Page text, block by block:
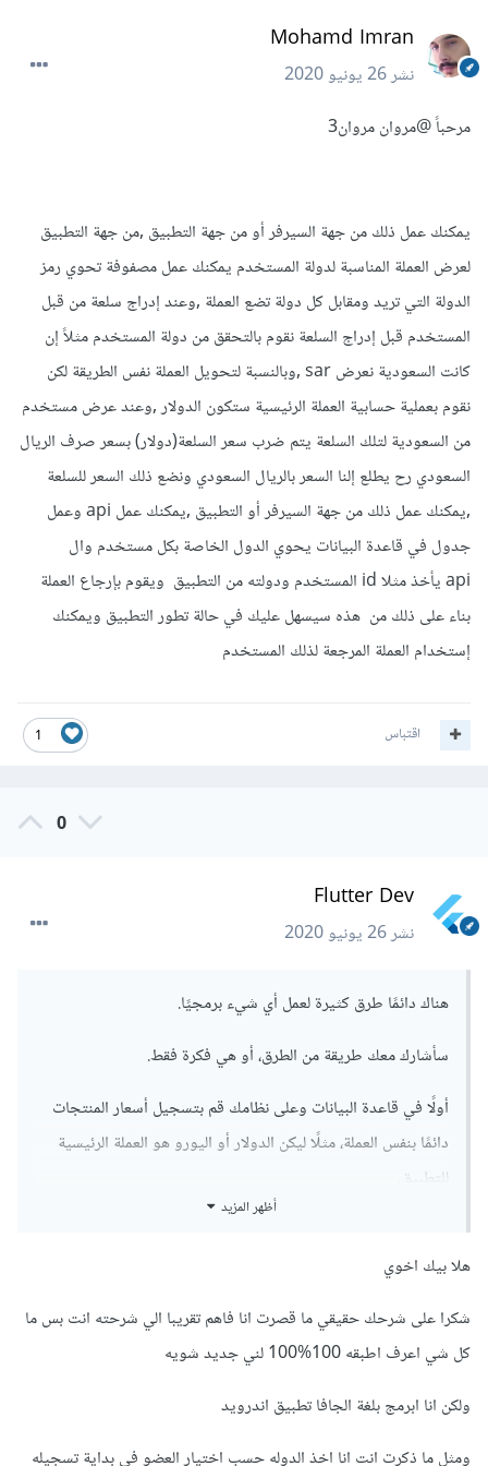
Mohamd Imran
نشر26 يونيو 2020
مرحباً@مروان مروان3
يمكنك عمل ذلك من جهة السيرفر أو من جهة التطبيق ,من جهة التطبيق
لعرض العملة المناسبة لدولة المستخدم يمكنك عمل مصفوفة تحوي رمز
الدولة التي تريد ومقابل كل دولة تضع العملة ,وعند إدراج سلعة من قبل
المستخدم قبل إدراج السلعة نقوم بالتحقق من دولة المستخدم مثلاً إن
كانت السعودية نعرض sar ,وبالنسبة لتحويل العملة نفس الطريقة لكن
نقوم بعملية حسابية العملة الرئيسية ستكون الدولار ,وعند عرض مستخدم
من السعودية لتلك السلعة يتم ضرب سعر السلعة(دولار) بسعر صرف الريال
السعودي رح يطلع إلنا السعر بالريال السعودي ونضع ذلك السعر للسلعة
,يمكنك عمل ذلك من جهة السيرفر أو التطبيق ,يمكنك عمل api وعمل
جدول في قاعدة البيانات يحوي الدول الخاصة بكل مستخدم وال
api يأخذ مثلا id المستخدم ودولته من التطبيق ويقوم بإرجاع العملة
بناء على ذلك من هذه سيسهل عليك في حالة تطور التطبيق ويمكنك
إستخدام العملة المرجعة لذلك المستخدم
1 اقتباس
0
Flutter Dev
نشر26 يونيو 2020
هناك دائمًا طرق كثيرة لعمل أي شيء برمجيًا.
سأشارك معك طريقة من الطرق، أو هي فكرة فقط.
أولًا في قاعدة البيانات وعلى نظامك قم بتسجيل أسعار المنتجات
دائمًا بنفس العملة، مثلًا ليكن الدولار أو اليورو هو العملة الرئيسية
للتطبيق.
وستختلف حسب اللغة البرمجية التي تستعملها.
float price, string currency) {
أظهر المزيد
هلا بيك اخوي
شكرا على شرحك حقيقي ما قصرت انا فاهم تقريبا الي شرحته انت بس ما
كل شي اعرف اطبقه 100%100 لني جديد شويه
ولكن انا ابرمج بلغة الجافا تطبيق اندرويد
ومثل ما ذكرت انت انا اخذ الدوله حسب اختيار العضو في بداية تسجيله